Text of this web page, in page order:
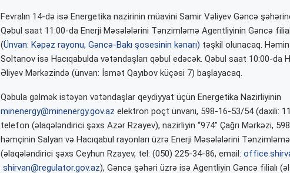
Fevralın 14-də isə Energetika nazirinin müavini Samir Vəliyev Gəncə
Qəbul saat 11:00-da Enerji Məsələlərini Tənzimləmə Agentliyinin Gəncə
(Ünvan: Kəpəz rayonu, Gəncə-Bakı şosesinin kənarı) təşkil olunacaq.
Soltanov isə Hacıqabulda vətəndaşları qəbul edəcək. Qəbul saat 10:00-da
Əliyev Mərkəzində (ünvan: İsmət Qayıbov küçəsi 7) başlayacaq.
Qəbula gəlmək istəyən vətəndaşlar qeydiyyat üçün Energetika Nazirliyinin
minenergy@minenergy.gov.az elektron poçt ünvanı, 598-16-53/54 (daxili:
telefon (əlaqələndirici şəxs Azər Rzayev), nazirliyin “974” Çağrı Mərkəzi,
həmçinin Salyan və Hacıqabul rayonları üzrə Enerji Məsələlərini
(əlaqələndirici şəxs Ceyhun Rzayev, tel: (050) 225-34-86, email:
shirvan@regulator.gov.az), Gəncə şəhəri üzrə isə Agentliyin Gəncə filialı